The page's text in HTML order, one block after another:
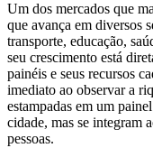
Um dos mercados que
que avança em diversos
transporte, educação,
seu crescimento está
painéis e seus recursos
imediato ao observar a
estampadas em um
cidade, mas se integram
pessoas.